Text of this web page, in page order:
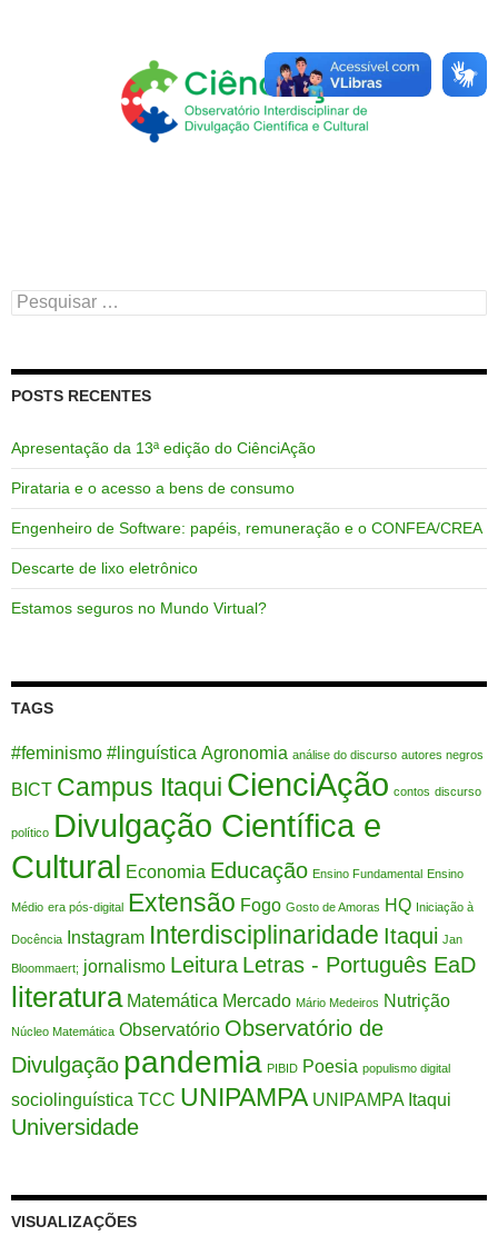
Pesquisar
por:
POSTS RECENTES
Apresentação da 13ª edição do CiênciAção
Pirataria e o acesso a bens de consumo
Engenheiro de Software: papéis, remuneração e o CONFEA/CREA
Descarte de lixo eletrônico
Estamos seguros no Mundo Virtual?
TAGS
#feminismo #linguística Agronomia análise do discurso autores negros
BICT Campus Itaqui CienciAção contos discurso
político Divulgação Científica e
Cultural Economia Educação Ensino Fundamental Ensino
Médio era pós-digital Extensão Fogo Gosto de Amoras HQ Iniciação à
Docência Instagram Interdisciplinaridade Itaqui Jan
Bloommaert; jornalismo Leitura Letras - Português EaD
literatura Matemática Mercado Mário Medeiros Nutrição
Núcleo Matemática Observatório Observatório de
Divulgação pandemia PIBID Poesia populismo digital
sociolinguística TCC UNIPAMPA UNIPAMPA Itaqui
Universidade
VISUALIZAÇÕES